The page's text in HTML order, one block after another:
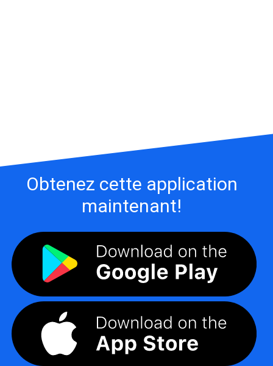
Obtenez cette application
maintenant!